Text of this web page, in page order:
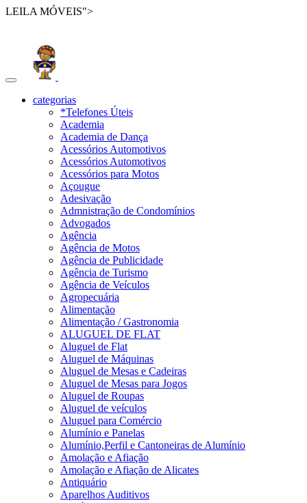
LEILA MÓVEIS">
Toggle
navigationcategorias
*Telefones Úteis
Academia
Academia de Dança
Acessórios Automotivos
Acessórios Automotivos
Acessórios para Motos
Açougue
Adesivação
Admnistração de Condomínios
Advogados
Agência
Agência de Motos
Agência de Publicidade
Agência de Turismo
Agência de Veículos
Agropecuária
Alimentação
Alimentação / Gastronomia
ALUGUEL DE FLAT
Aluguel de Flat
Aluguel de Máquinas
Aluguel de Mesas e Cadeiras
Aluguel de Mesas para Jogos
Aluguel de Roupas
Aluguel de veículos
Aluguel para Comércio
Alumínio e Panelas
Alumínio,Perfil e Cantoneiras de Alumínio
Amolação e Afiação
Amolação e Afiação de Alicates
Antiquário
Aparelhos Auditivos